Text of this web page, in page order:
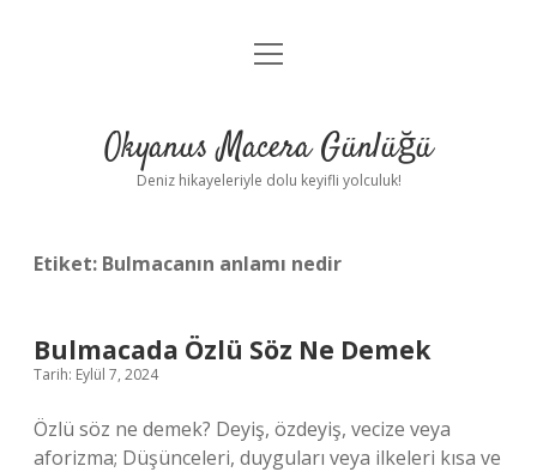
Anasayfa
Yasal Uyarı
menüyü
Okyanus Macera Günlüğü
Deniz hikayeleriyle dolu keyifli yolculuk!
Etiket: Bulmacanın anlamı nedir
Bulmacada Özlü Söz Ne Demek
Tarih: Eylül 7, 2024
Özlü söz ne demek? Deyiş, özdeyiş, vecize veya
aforizma; Düşünceleri, duyguları veya ilkeleri kısa ve